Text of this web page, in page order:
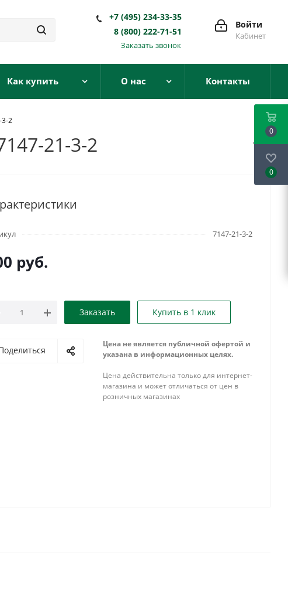
Войти
Кабинет
+7 (495) 234-33-35
8 (800) 222-71-51
Заказать звонок
Как купить О нас Контакты
3-2
21-3-2
7147-21-3-2
руб.
Заказать Купить в 1 клик
Цена не является публичной офертой и
указана в информационных целях.
Цена действительна только для интернет-
магазина и может отличаться от цен в
розничных магазинах
0
0